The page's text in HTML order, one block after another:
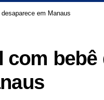
em Manaus
com bebê